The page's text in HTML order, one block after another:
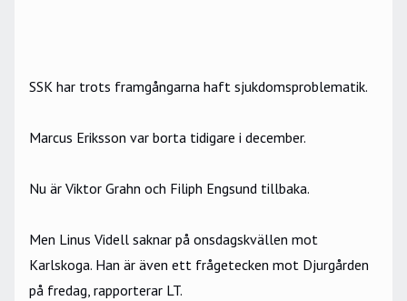
SSK har trots framgångarna haft sjukdomsproblematik.
Marcus Eriksson var borta tidigare i december.
Nu är Viktor Grahn och Filiph Engsund tillbaka.
Men Linus Videll saknar på onsdagskvällen mot
Karlskoga. Han är även ett frågetecken mot Djurgården
på fredag, rapporterar LT.